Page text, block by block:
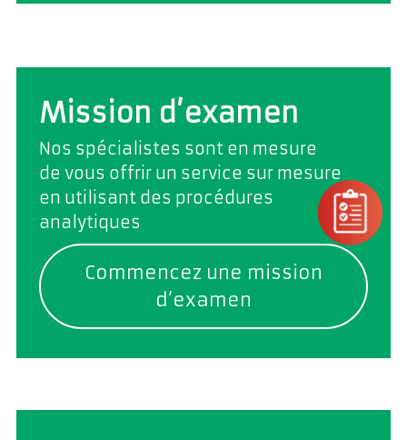
Mission d’examen
Nos spécialistes sont en mesure
de vous offrir un service sur mesure
en utilisant des procédures
analytiques
Commencez une mission
d’examen